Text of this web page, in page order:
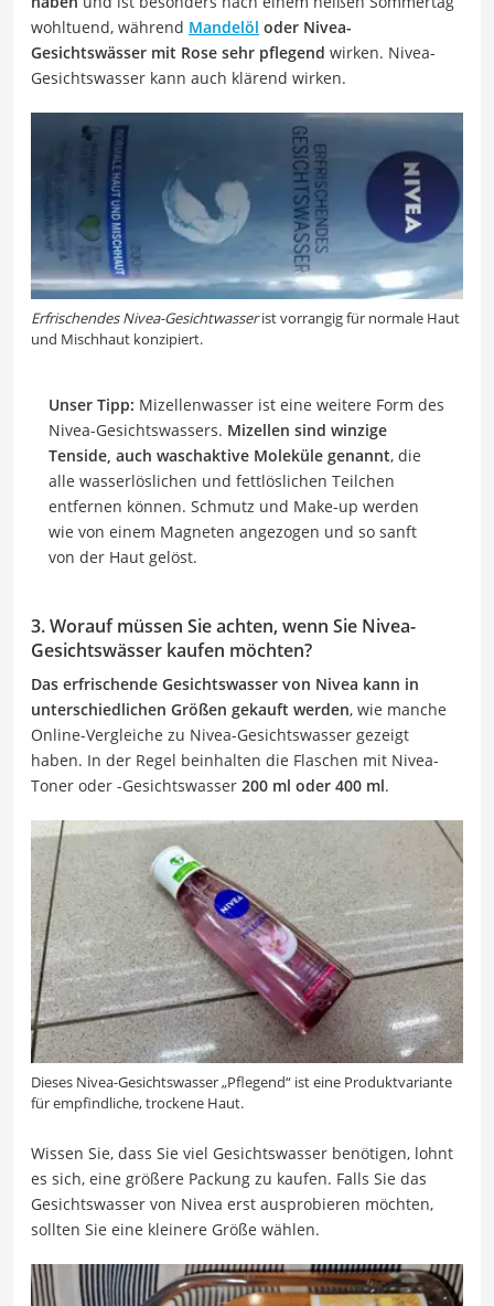
wohltuend, während Mandelöl oder Nivea-
Gesichtswässer mit Rose sehr pflegend wirken. Nivea-
Gesichtswasser kann auch klärend wirken.
Erfrischendes Nivea-Gesichtwasserist vorrangig für normale Haut
und Mischhaut konzipiert.
Unser Tipp: Mizellenwasser ist eine weitere Form des
Nivea-Gesichtswassers. Mizellen sind winzige
Tenside, auch waschaktive Moleküle genannt, die
alle wasserlöslichen und fettlöslichen Teilchen
entfernen können. Schmutz und Make-up werden
wie von einem Magneten angezogen und so sanft
von der Haut gelöst.
3. Worauf müssen Sie achten, wenn Sie Nivea-
Gesichtswässer kaufen möchten?
Das erfrischende Gesichtswasser von Nivea kann in
unterschiedlichen Größen gekauft werden, wie manche
Online-Vergleiche zu Nivea-Gesichtswasser gezeigt
haben. In der Regel beinhalten die Flaschen mit Nivea-
Toner oder -Gesichtswasser 200 ml oder 400 ml.
Dieses Nivea-Gesichtswasser „Pflegend“ ist eine Produktvariante
für empfindliche, trockene Haut.
Wissen Sie, dass Sie viel Gesichtswasser benötigen, lohnt
es sich, eine größere Packung zu kaufen. Falls Sie das
Gesichtswasser von Nivea erst ausprobieren möchten,
sollten Sie eine kleinere Größe wählen.